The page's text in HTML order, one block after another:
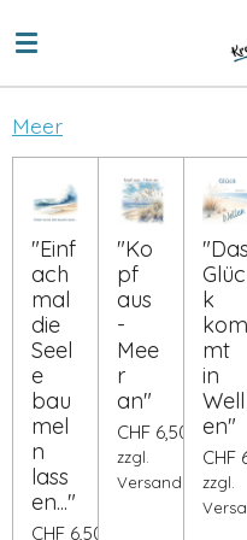
Hauptinhalt
Meer
"Einf
ach
mal
die
Seel
e
bau
mel
n
lass
en..."
CHF 6,50
"Ko
pf
aus
-
Mee
r
an"
CHF 6,50
zzgl.
Versandkosten
"Das
Glüc
k
kom
mt
in
Well
en"
CHF
zzgl.